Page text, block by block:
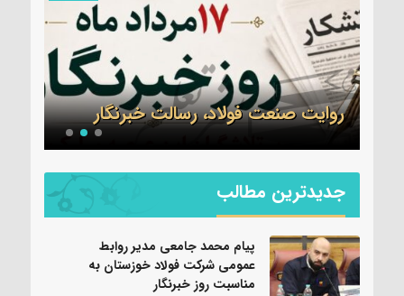
روایت صنعت فولاد،‌ رسالت خبرنگار
جدیدترین مطالب
پیام محمد جامعی مدیر روابط
عمومی شرکت فولاد خوزستان به
مناسبت روز خبرنگار